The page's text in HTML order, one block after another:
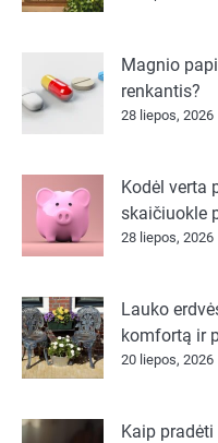
Magnio
renkantis?
28 liepos, 2026
Kodėl verta
skaičiuokle
28 liepos, 2026
Lauko
komfortą ir
20 liepos, 2026
Kaip